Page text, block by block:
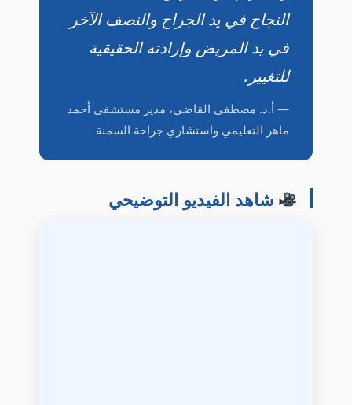
النجاح في يد الجراح والنصف الآخر
في يد المريض وإرادته الحقيقية
للتغيير.
— أ.د. مصطفى القاضي، مدير مستشفى أحمد
ماهر التعليمي واستشاري جراحة السمنة
شاهد الفيديو التوضيحي